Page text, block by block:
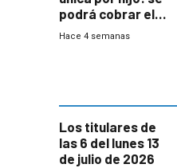
podrá cobrar el
100% en efectivo
Hace 4 semanas
Los titulares de
las 6 del lunes 13
de julio de 2026